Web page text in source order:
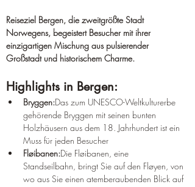
Reiseziel Bergen, die zweitgrößte Stadt
Norwegens, begeistert Besucher mit ihrer
einzigartigen Mischung aus pulsierender
Großstadt und historischem Charme.
Highlights in Bergen:
Bryggen:Das zum UNESCO-Weltkulturerbe
gehörende Bryggen mit seinen bunten
Holzhäusern aus dem 18. Jahrhundert ist ein
Muss für jeden Besucher
Fløibanen:Die Fløibanen, eine
Standseilbahn, bringt Sie auf den Fløyen, von
wo aus Sie einen atemberaubenden Blick auf